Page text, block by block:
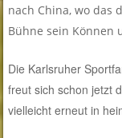
nach China, wo das
Bühne sein Können
Die Karlsruher
freut sich schon jetzt
vielleicht erneut in